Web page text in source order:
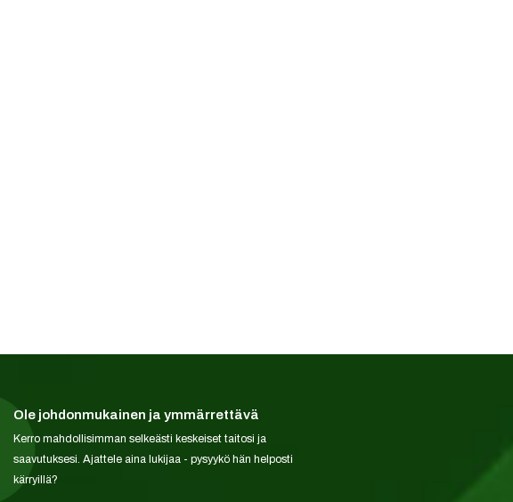
Ole johdonmukainen ja ymmärrettävä
Kerro mahdollisimman selkeästi keskeiset taitosi ja
saavutuksesi. Ajattele aina lukijaa - pysyykö hän helposti
kärryillä?